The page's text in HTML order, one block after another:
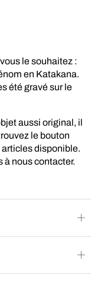
le souhaitez :
en Katakana.
été gravé sur le
aussi original, il
le bouton
articles disponible.
à nous contacter.